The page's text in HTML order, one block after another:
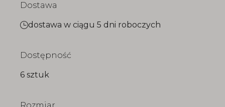
Dostawa
dostawa w ciągu 5 dni roboczych
Dostępność
6 sztuk